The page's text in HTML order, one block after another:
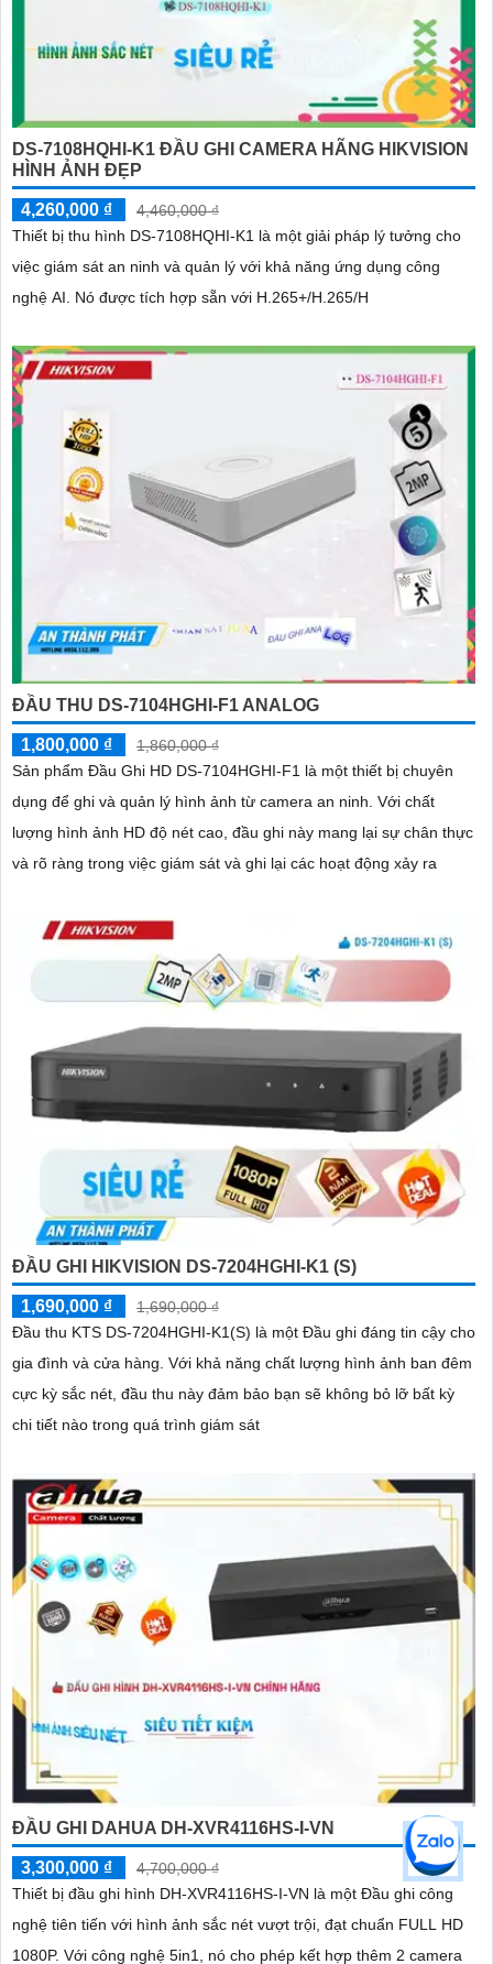
DS-7108HQHI-K1 ĐẦU GHI CAMERA HÃNG HIKVISION
HÌNH ẢNH ĐẸP
4,260,000 ₫
4,460,000 ₫
Thiết bị thu hình DS-7108HQHI-K1 là một giải pháp lý tưởng cho
việc giám sát an ninh và quản lý với khả năng ứng dụng công
nghệ AI. Nó được tích hợp sẵn với H.265+/H.265/H
ĐẦU THU DS-7104HGHI-F1 ANALOG
1,800,000 ₫
1,860,000 ₫
Sản phẩm Đầu Ghi HD DS-7104HGHI-F1 là một thiết bị chuyên
dụng để ghi và quản lý hình ảnh từ camera an ninh. Với chất
lượng hình ảnh HD độ nét cao, đầu ghi này mang lại sự chân thực
và rõ ràng trong việc giám sát và ghi lại các hoạt động xảy ra
ĐẦU GHI HIKVISION DS-7204HGHI-K1 (S)
1,690,000 ₫
1,690,000 ₫
Đầu thu KTS DS-7204HGHI-K1(S) là một Đầu ghi đáng tin cậy cho
gia đình và cửa hàng. Với khả năng chất lượng hình ảnh ban đêm
cực kỳ sắc nét, đầu thu này đảm bảo bạn sẽ không bỏ lỡ bất kỳ
chi tiết nào trong quá trình giám sát
ĐẦU GHI DAHUA DH-XVR4116HS-I-VN
3,300,000 ₫
4,700,000 ₫
Thiết bị đầu ghi hình DH-XVR4116HS-I-VN là một Đầu ghi công
nghệ tiên tiến với hình ảnh sắc nét vượt trội, đạt chuẩn FULL HD
1080P. Với công nghệ 5in1, nó cho phép kết hợp thêm 2 camera